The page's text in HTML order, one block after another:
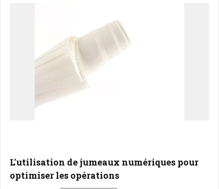
L'utilisation de jumeaux numériques pour
optimiser les opérations